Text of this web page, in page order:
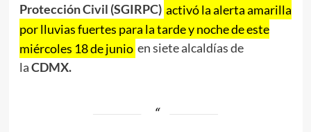
Protección Civil (SGIRPC) activó la alerta amarilla
por lluvias fuertes para la tarde y noche de este
miércoles 18 de junio en siete alcaldías de
laCDMX.